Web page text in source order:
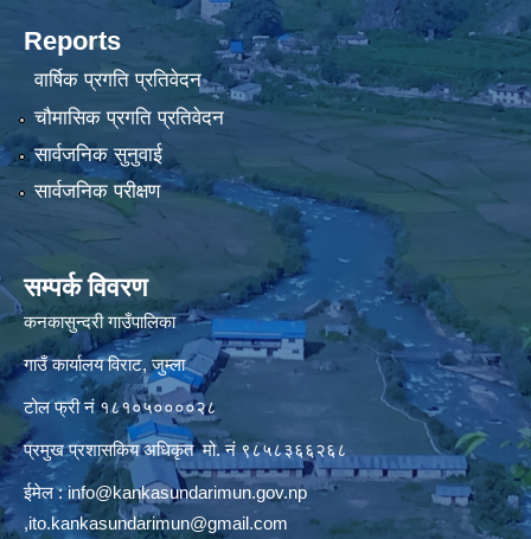
Reports
वार्षिक प्रगति प्रतिवेदन
चौमासिक प्रगति प्रतिवेदन
सार्वजनिक सुनुवाई
सार्वजनिक परीक्षण
सम्पर्क विवरण
कनकासुन्दरी गाउँपालिका
गाउँ कार्यालय विराट, जुम्ला
टोल फ्री नं १८१०५००००२८
प्रमुख प्रशासकिय अधिकृत मो. नं ९८५८३६६२६८
ईमेल :info@kankasundarimun.gov.np
,ito.kankasundarimun@gmail.com